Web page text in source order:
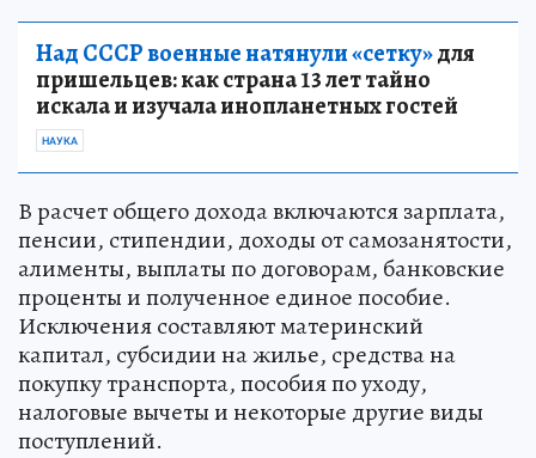
Над СССР военные натянули «сетку»для
пришельцев: как страна 13 лет тайно
искала и изучала инопланетных гостей
НАУКА
В расчет общего дохода включаются зарплата,
пенсии, стипендии, доходы от самозанятости,
алименты, выплаты по договорам, банковские
проценты и полученное единое пособие.
Исключения составляют материнский
капитал, субсидии на жилье, средства на
покупку транспорта, пособия по уходу,
налоговые вычеты и некоторые другие виды
поступлений.